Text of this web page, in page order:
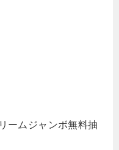
ームジャンボ無料抽